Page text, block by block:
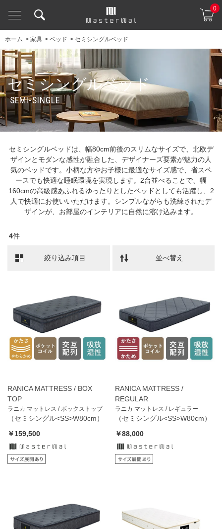
0
ホーム > 家具 > ベッド > セミシングルベッド
セミシングルベッド
SEMI-SINGLE
セミシングルベッドは、幅80cm前後のスリムなサイズで、北欧デ
ザインとモダンな感性が融合した、デザイナーズ要素が魅力の人
気のベッドです。小柄な方やお子様に最適なサイズ感で、省スペ
ースでも快適な睡眠環境を実現します。2台並べることで、幅
160cmの高級感あふれるゆったりとしたベッドとしても活躍し、2
人で快適にお使いいただけます。シンプルながらも洗練されたデ
ザインが、お部屋のインテリアに自然に溶け込みます。
4件
絞り込み項目 並べ替え
RANICA MATTRESS / BOX
TOP
ラニカ マットレス / ボックストップ
（セミシングル<SS>W80cm）
￥159,500
RANICA MATTRESS /
REGULAR
ラニカ マットレス / レギュラー
（セミシングル<SS>W80cm）
￥88,000